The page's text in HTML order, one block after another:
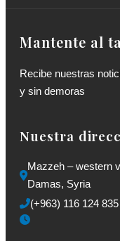
Mantente al
Recibe nuestras
y sin demoras
Nuestra
Mazzeh – western
Damas, Syria
(+963) 116 124 835